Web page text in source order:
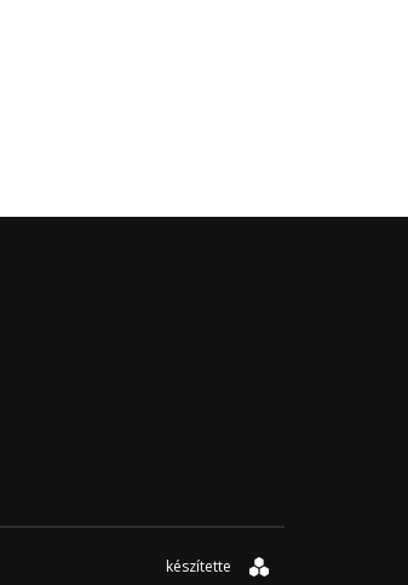
készítette